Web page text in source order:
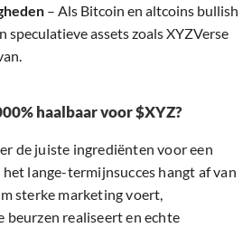
– Als Bitcoin en altcoins bullish
speculatieve assets zoals XYZVerse
haalbaar voor $XYZ?
de juiste ingrediënten voor een
lange-termijnsucces hangt af van
sterke marketing voert,
beurzen realiseert en echte